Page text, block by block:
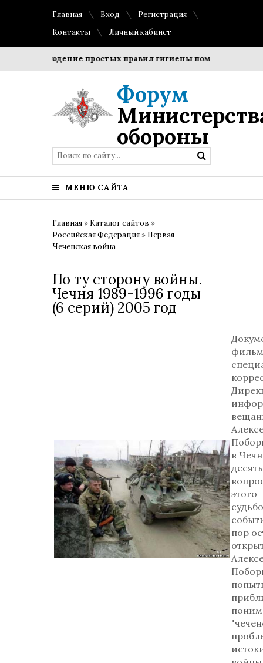
Главная Вход
Регистрация
Контакты
Личный кабинет
Соблюдение простых правил гигиены помогает
Форум
обороны
МЕНЮ САЙТА
Главная » Каталог сайтов »
Российская Федерация » Первая
Чеченская война
По ту сторону войны.
Чечня 1989-1996 годы
(6 серий) 2005 год
фильм
в
этого
пор